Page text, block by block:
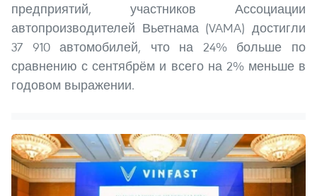
предприятий, участников Ассоциации
автопроизводителей Вьетнама (VAMA) достигли
37 910 автомобилей, что на 24% больше по
сравнению с сентябрём и всего на 2% меньше в
годовом выражении.